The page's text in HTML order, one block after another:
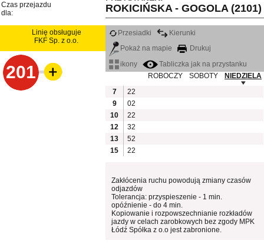
ROKICIŃSKA - GOGOLA (2101)
Czas przejazdu
dla:
Linię obsługuje
FKF Sp. z o.o.
201
Przesiadki
Kierunki
Pokaż na mapie
Drukuj
ikony
Tabliczka jak na przystanku
ROBOCZY
SOBOTY
NIEDZIELA
7
22
9
02
10
22
12
32
13
52
15
22
Zakłócenia ruchu powodują zmiany czasów
odjazdów
Tolerancja: przyspieszenie - 1 min.
opóźnienie - do 4 min.
Kopiowanie i rozpowszechnianie rozkładów
jazdy w celach zarobkowych bez zgody MPK
Łódź Spółka z o.o jest zabronione.